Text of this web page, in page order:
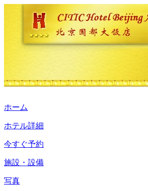
ホーム
ホテル詳細
今すぐ予約
施設・設備
写真